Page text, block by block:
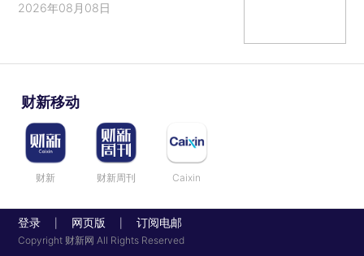
2026年08月08日
财新移动
财新 财新周刊 Caixin
登录 网页版 订阅电邮
Copyright 财新网 All Rights Reserved